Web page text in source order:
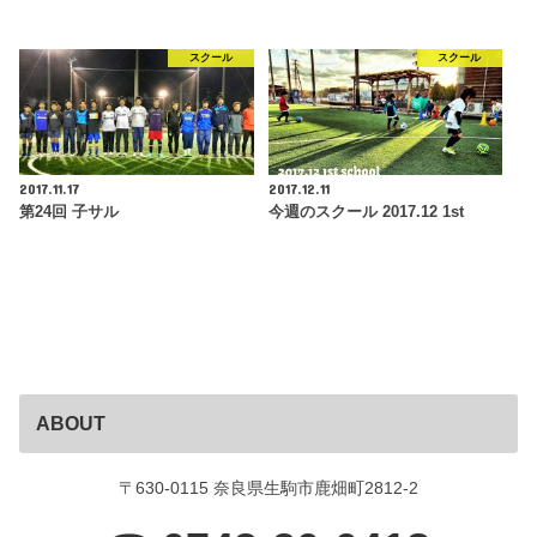
スクール
2017.11.17
第24回 子サル
スクール
2017.12.11
今週のスクール 2017.12 1st
ABOUT
〒630-0115 奈良県生駒市鹿畑町2812-2